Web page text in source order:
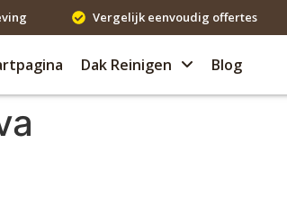
Vergelijk eenvoudig offertes
Dak Reinigen Blog